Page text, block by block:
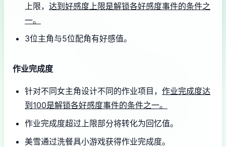
上限， 达到好感度上限是解锁各好感度事件的条件之
一。
3位主角与5位配角有好感值。
作业完成度
针对不同女主角设计不同的作业项目， 作业完成度达
到100是解锁各好感度事件的条件之一。
作业完成度超过上限部分将转化为回忆值。
美雪通过洗餐具小游戏获得作业完成度。